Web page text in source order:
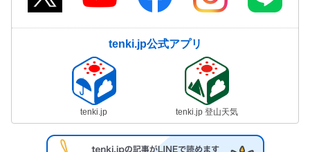
tenki.jp公式アプリ
tenki.jp tenki.jp 登山天気